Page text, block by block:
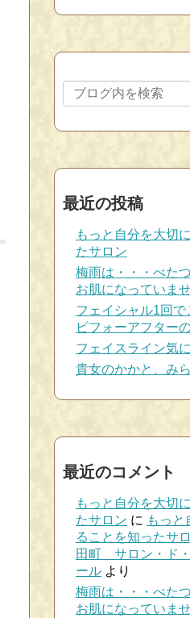
最近の投稿
もっと自分を大切
たサロン
梅雨は・・・べた
お肌になっていま
フェイシャル1回
ビフォーアフター
フェイスライン気
貴女のかかと、み
最近のコメント
もっと自分を大切
たサロン に もっと
ることを知ったサ
田町 サロン・ド
ール より
梅雨は・・・べた
お肌になっていま